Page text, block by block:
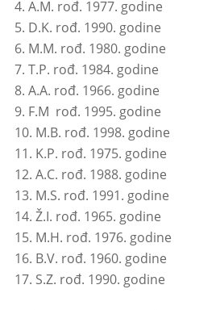
A.M. rođ. 1977. godine
D.K. rođ. 1990. godine
M.M. rođ. 1980. godine
T.P. rođ. 1984. godine
A.A. rođ. 1966. godine
F.M rođ. 1995. godine
M.B. rođ. 1998. godine
K.P. rođ. 1975. godine
A.C. rođ. 1988. godine
M.S. rođ. 1991. godine
Ž.I. rođ. 1965. godine
M.H. rođ. 1976. godine
B.V. rođ. 1960. godine
S.Z. rođ. 1990. godine